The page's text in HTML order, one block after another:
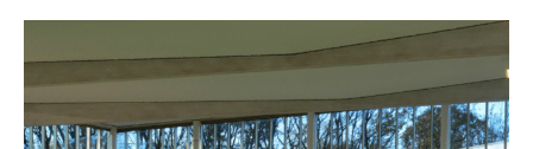
Réhabilitation rénovation